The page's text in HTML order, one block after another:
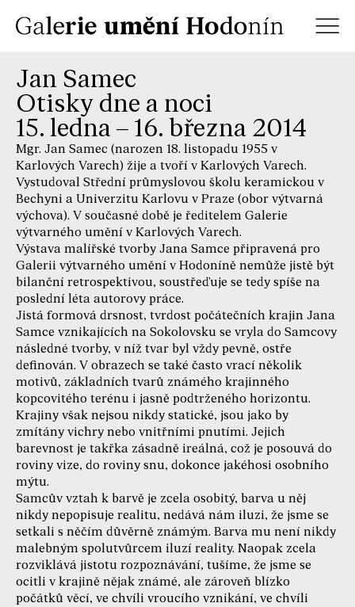
Jan Samec
Otisky dne a noci
15. ledna – 16. března 2014
Mgr. Jan Samec (narozen 18. listopadu 1955 v
Karlových Varech) žije a tvoří v Karlových Varech.
Vystudoval Střední průmyslovou školu keramickou v
Bechyni a Univerzitu Karlovu v Praze (obor výtvarná
výchova). V současné době je ředitelem Galerie
výtvarného umění v Karlových Varech.
Výstava malířské tvorby Jana Samce připravená pro
Galerii výtvarného umění v Hodoníně nemůže jistě být
bilanční retrospektivou, soustřeďuje se tedy spíše na
poslední léta autorovy práce.
Jistá formová drsnost, tvrdost počátečních krajin Jana
Samce vznikajících na Sokolovsku se vryla do Samcovy
následné tvorby, v níž tvar byl vždy pevně, ostře
definován. V obrazech se také často vrací několik
motivů, základních tvarů známého krajinného
kopcovitého terénu i jasně podtrženého horizontu.
Krajiny však nejsou nikdy statické, jsou jako by
zmítány vichry nebo vnitřními pnutími. Jejich
barevnost je takřka zásadně ireálná, což je posouvá do
roviny vize, do roviny snu, dokonce jakéhosi osobního
mýtu.
Samcův vztah k barvě je zcela osobitý, barva u něj
nikdy nepopisuje realitu, nedává nám iluzi, že jsme se
setkali s něčím důvěrně známým. Barva mu není nikdy
malebným spolutvůrcem iluzí reality. Naopak zcela
rozviklává jistotu rozpoznávání, tušíme, že jsme se
ocitli v krajině nějak známé, ale zároveň blízko
počátků věcí, ve chvíli vroucího vznikání, ve chvíli